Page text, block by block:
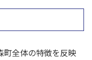
町全体の特徴を反映